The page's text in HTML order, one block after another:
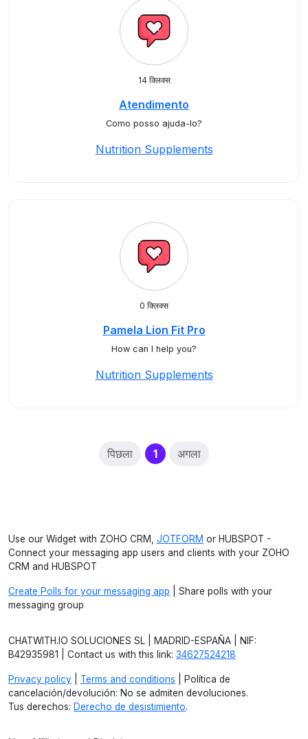
14 क्लिक्स
Atendimento
Como posso ajuda-lo?
Nutrition Supplements
0 क्लिक्स
Pamela Lion Fit Pro
How can I help you?
Nutrition Supplements
पिछला 1(current)
अगला
Use our Widget with ZOHO CRM, JOTFORM or HUBSPOT -
Connect your messaging app users and clients with your ZOHO
CRM and HUBSPOT
Create Polls for your messaging app | Share polls with your
messaging group
CHATWITH.IO SOLUCIONES SL | MADRID-ESPAÑA | NIF:
B42935981 | Contact us with this link: 34627524218
Privacy policy Terms and conditions | Política de
cancelación/devolución: No se admiten devoluciones.
Tus derechos: Derecho de desistimiento.